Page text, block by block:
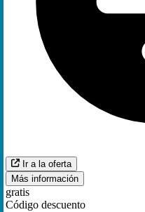
Ir a la oferta
Más información
gratis
Código descuento